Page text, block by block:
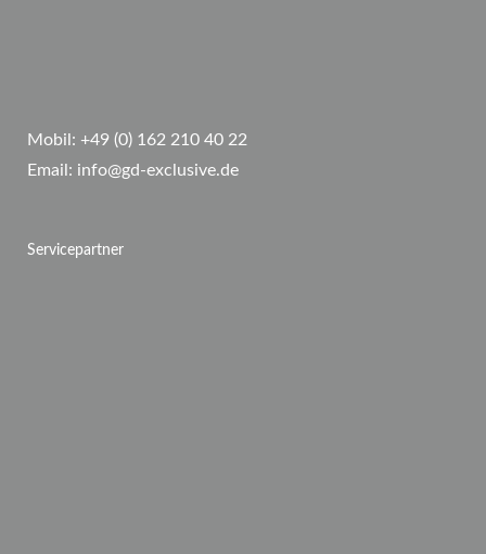
Mobil: +49 (0) 162 210 40 22
Email: info@gd-exclusive.de
Servicepartner